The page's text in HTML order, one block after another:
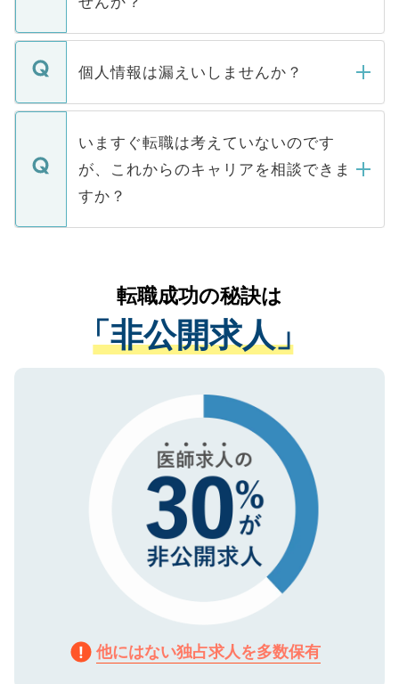
下記の理由によって、一般には公開してい
ません。
■応募殺到を避けるため 人気のある医療機
関を公にしてしまうと、応募が殺到する場
に、医療機関が求める条件に合った人材の
みを人材紹介会社に依頼するケースが増え
ています。
転職・入職を強要することは一切ありませ
ん。また、仮に応募先から内定をいただい
定を承諾する必要はありません。内定先へ
の辞退の連絡はキャリアパートナーが行い
個人情報は漏えいしませんか？
個人情報が漏えいすることはありませんの
で、ご安心ください。当サイトからの登録
などで収集したご登録者様の個人情報は、
ご本人のキャリアアップおよび転職活動の
支援を目的に使用いたします。お預かりし
ているすべての個人データはご本人の許可
は、個人情報の取り扱いについての厳密な
管理基準を満たした事業者のみに付与され
る、プライバシーマークを取得済みです。
で、機密保持に関してもご安心ください。
いますぐ転職は考えていないのです
が、これからのキャリアを相談できま
すか？
かがいして、現在の医療機関の状況や紹介
経験をまじえながら、適切なアドバイスを
させていただきます。すぐにご転職をされ
ない方には、長期的なサポートが可能です
ので、まずはご登録ください。
転職成功の秘訣は
「非公開求人」
他にはない独占求人を多数保有